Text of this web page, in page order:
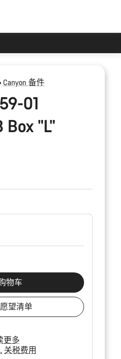
Canyon 备件
01
Box "L"
物车
望清单
更多
关税费用